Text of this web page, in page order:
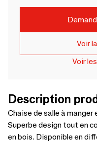
Voir
Voir
Description
Chaise de salle à
Superbe design tout en
en bois. Disponible en